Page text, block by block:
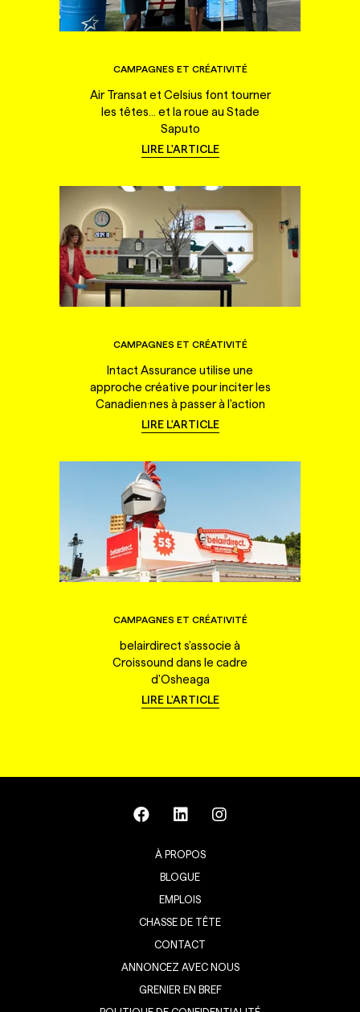
CAMPAGNES ET CRÉATIVITÉ
Air Transat et Celsius font tourner
les têtes... et la roue au Stade
Saputo
LIRE L'ARTICLE
CAMPAGNES ET CRÉATIVITÉ
Intact Assurance utilise une
approche créative pour inciter les
Canadien·nes à passer à l'action
LIRE L'ARTICLE
CAMPAGNES ET CRÉATIVITÉ
belairdirect s'associe à
Croissound dans le cadre
d'Osheaga
LIRE L'ARTICLE
À PROPOS
BLOGUE
EMPLOIS
CHASSE DE TÊTE
CONTACT
ANNONCEZ AVEC NOUS
GRENIER EN BREF